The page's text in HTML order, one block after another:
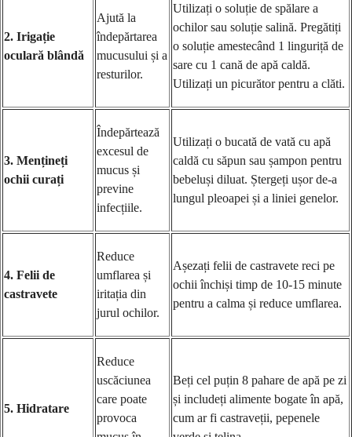
2. Irigație
oculară blândă
Ajută la
îndepărtarea
mucusului și a
resturilor.
Utilizați o soluție de spălare a
ochilor sau soluție salină. Pregătiți
o soluție amestecând 1 linguriță de
sare cu 1 cană de apă caldă.
Utilizați un picurător pentru a clăti.
3. Mențineți
ochii curați
Îndepărtează
excesul de
mucus și
previne
infecțiile.
Utilizați o bucată de vată cu apă
caldă cu săpun sau șampon pentru
bebeluși diluat. Ștergeți ușor de-a
lungul pleoapei și a liniei genelor.
4. Felii de
castravete
Reduce
umflarea și
iritația din
jurul ochilor.
Așezați felii de castravete reci pe
ochii închiși timp de 10-15 minute
pentru a calma și reduce umflarea.
5. Hidratare
Reduce
uscăciunea
care poate
provoca
Beți cel puțin 8 pahare de apă pe zi
și includeți alimente bogate în apă,
cum ar fi castraveții, pepenele